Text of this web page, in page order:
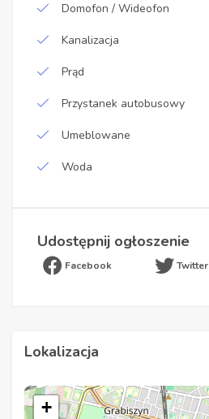
Domofon / Wideofon
Kanalizacja
Prąd
Przystanek autobusowy
Umeblowane
Woda
Udostępnij ogłoszenie
Facebook Twitter
Lokalizacja
+